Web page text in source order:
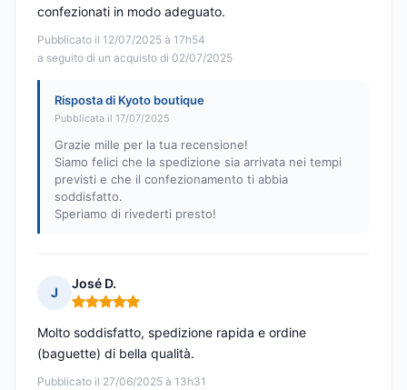
Pubblicato il 12/07/2025 à 17h54
a seguito di un acquisto di 02/07/2025
confezionati in modo adeguato.
Risposta di Kyoto boutique
Pubblicata il 17/07/2025
Grazie mille per la tua recensione!
Siamo felici che la spedizione sia arrivata nei tempi
previsti e che il confezionamento ti abbia
soddisfatto.
Speriamo di rivederti presto!
J
José D.
Nota: 5 su 5
Pubblicato il 27/06/2025 à 13h31
Molto soddisfatto, spedizione rapida e ordine
(baguette) di bella qualità.